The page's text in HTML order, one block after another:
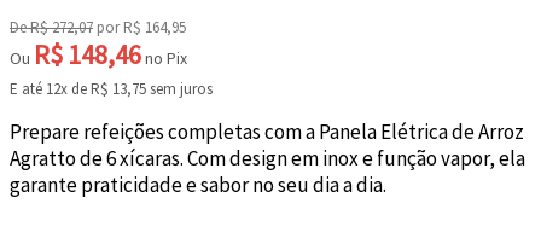
DeR$272,07 porR$ 164,95
Ou R$ 148,46no Pix
E até 12x deR$ 13,75sem juros
Prepare refeições completas com a Panela Elétrica de Arroz
Agratto de 6 xícaras. Com design em inox e função vapor, ela
garante praticidade e sabor no seu dia a dia.